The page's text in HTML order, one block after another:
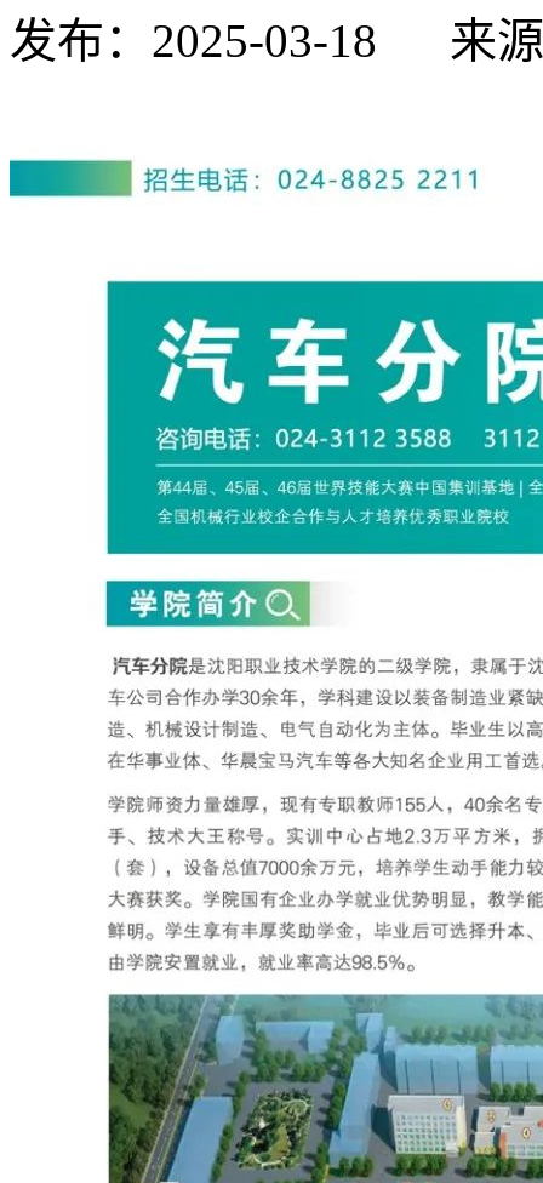
发布：2025-03-18 来